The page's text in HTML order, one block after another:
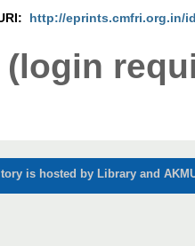
http://eprints.cmfri.org.in/
is hosted by Library and